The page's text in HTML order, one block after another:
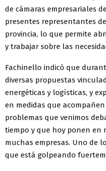
de cámaras empresariales
presentes representantes
provincia, lo que permite
y trabajar sobre las
Fachinello indicó que
diversas propuestas
energéticas y logísticas, y
en medidas que
problemas que venimos
tiempo y que hoy ponen en
muchas empresas. Uno de
que está golpeando